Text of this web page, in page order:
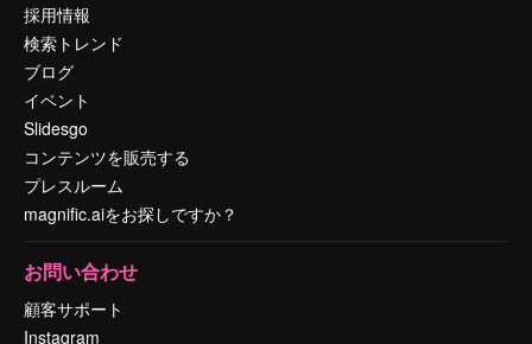
採用情報
検索トレンド
ブログ
イベント
Slidesgo
コンテンツを販売する
プレスルーム
magnific.aiをお探しですか？
お問い合わせ
顧客サポート
Instagram